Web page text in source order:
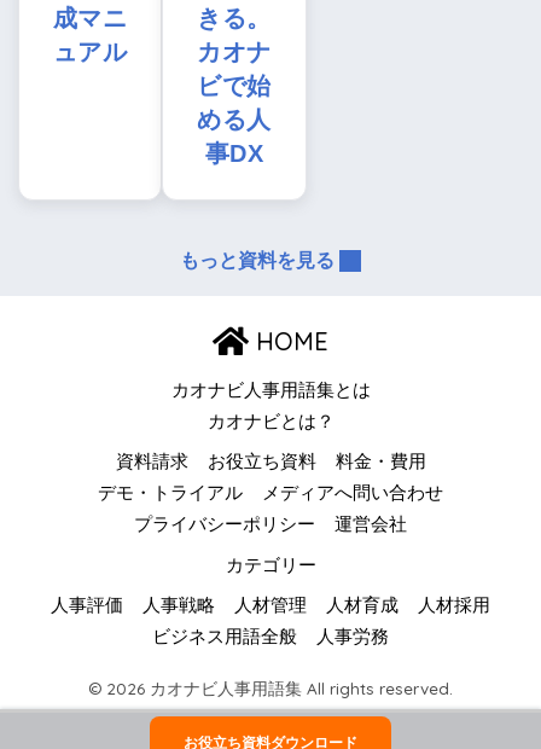
成マニ
ュアル
きる。
カオナ
ビで始
める人
事DX
もっと資料を見る
HOME
カオナビ人事用語集とは
カオナビとは？
資料請求 お役立ち資料
料金・費用
デモ・トライアル
メディアへ問い合わせ
プライバシーポリシー
運営会社
カテゴリー
人事評価 人事戦略 人材管理 人材育成
人材採用
ビジネス用語全般
人事労務
© 2026 カオナビ人事用語集 All rights reserved.
お役立ち資料ダウンロード